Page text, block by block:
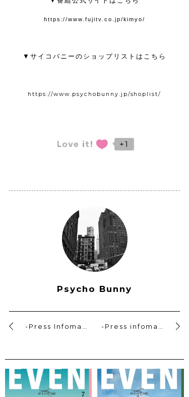
https://www.fujitv.co.jp/kimyo/
▼サイコバニーのショップリストはこちら
https://www.psychobunny.jp/shoplist/
+1
Psycho Bunny